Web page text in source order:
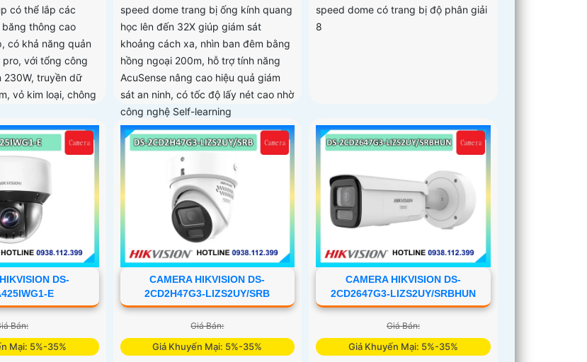
có thể lắp các
thông cao
có khả năng quản
với tổng công
230W, truyền dữ
vỏ kim loại, chông
speed dome trang bị ống kính quang
học lên đến 32X giúp giám sát
khoảng cách xa, nhìn ban đêm bằng
hồng ngoại 200m, hỗ trợ tính năng
AcuSense nâng cao hiệu quả giám
sát an ninh, có tốc độ lấy nét cao nhờ
công nghệ Self-learning
speed dome có trang bị độ phân giải
8
DS-
E
Bán:
Mại: 5%-35%
CAMERA HIKVISION DS-
2CD2H47G3-LIZS2UY/SRB
Giá Bán:
Giá Khuyến Mại: 5%-35%
CAMERA HIKVISION DS-
2CD2647G3-LIZS2UY/SRBHUN
Giá Bán:
Giá Khuyến Mại: 5%-35%